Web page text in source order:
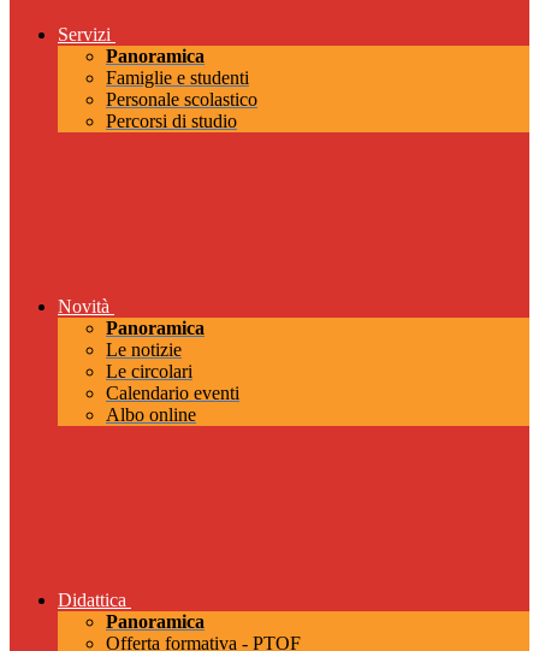
Servizi
Panoramica
Famiglie e studenti
Personale scolastico
Percorsi di studio
Novità
Panoramica
Le notizie
Le circolari
Calendario eventi
Albo online
Didattica
Panoramica
Offerta formativa - PTOF